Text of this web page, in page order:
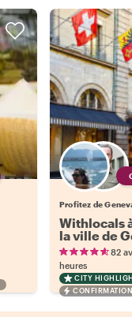
Profitez de
Withlocals
la ville de
82
heures
CITY